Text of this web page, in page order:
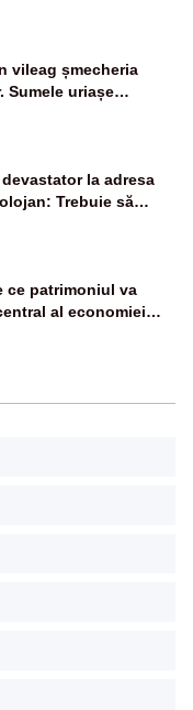
vileag șmecheria
Sumele uriașe
la adresa
Trebuie să
nu șținem omaneii
ce patrimoniul va
al economiei